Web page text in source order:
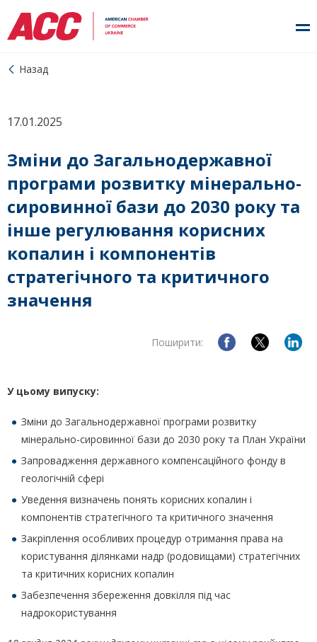
Назад
17.01.2025
Зміни до Загальнодержавної
програми розвитку мінерально-
сировинної бази до 2030 року та
інше регулювання корисних
копалин і компонентів
стратегічного та критичного
значення
Поширити:
У цьому випуску:
Зміни до Загальнодержавної програми розвитку
мінерально-сировинної бази до 2030 року та План України
Запровадження державного компенсаційного фонду в
геологічній сфері
Уведення визначень понять корисних копалин і
компонентів стратегічного та критичного значення
Закріплення особливих процедур отримання права на
користування ділянками надр (родовищами) стратегічних
та критичних корисних копалин
Забезпечення збереження довкілля під час
надрокористування